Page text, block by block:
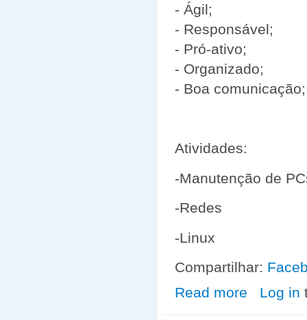
- Ágil;
- Responsável;
- Pró-ativo;
- Organizado;
- Boa
Atividades:
-Manutenção de
-Redes
-Linux
Compartilhar:
Read more about VAGA
Log in